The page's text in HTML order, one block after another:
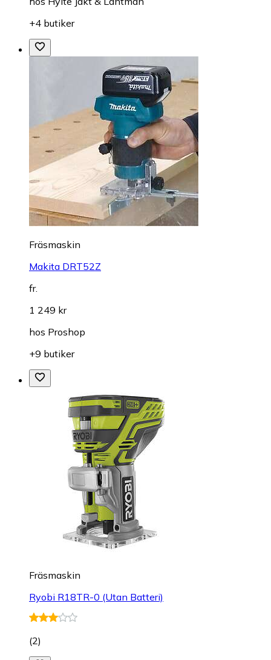
+4 butiker
Fräsmaskin
Makita DRT52Z
fr.
1 249 kr
hos Proshop
+9 butiker
Fräsmaskin
Ryobi R18TR-0 (Utan Batteri)
(2)